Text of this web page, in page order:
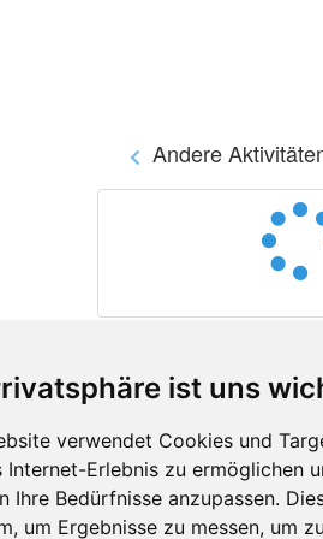
ist uns
verwendet Cookies und
Internet-Erlebnis zu ermöglichen
Ihre Bedürfnisse anzupassen.
um Ergebnisse zu messen, um
Andere
Twitter